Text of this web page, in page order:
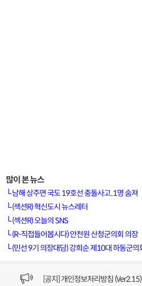
많이 본 뉴스
└남해 상주면 국도 19호선 충돌사고..1명 숨져
└(섹션R) 혁신도시 뉴스레터
└(섹션R) 오늘의 SNS
└(R-직접들어봅시다) 안천원 산청군의회 의장
└(민선 9기 의장대담) 강희순 제10대 하동군의
[VOD공지] 청춘초이스 이용금액 변
[서경방송] 일부 채널편성 변경 안
[서경방송] 디지털알뜰형 결합 할인
[공지] 개인정보처리방침